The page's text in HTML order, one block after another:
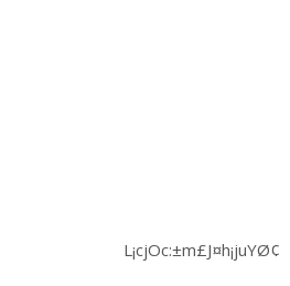
L¡cjOc:±m£J¤h¡juYØ¢